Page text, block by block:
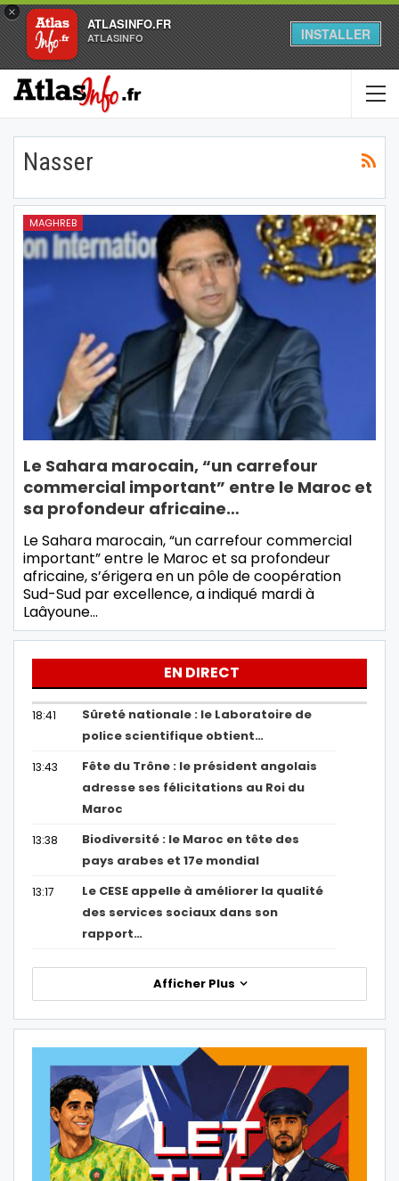
×
ATLASINFO.FR
ATLASINFO INSTALLER
Nasser
MAGHREB
Le Sahara marocain, “un carrefour
commercial important” entre le Maroc et
sa profondeur africaine…
Le Sahara marocain, “un carrefour commercial
important” entre le Maroc et sa profondeur
africaine, s’érigera en un pôle de coopération
Sud-Sud par excellence, a indiqué mardi à
Laâyoune…
EN DIRECT
18:41
Sûreté nationale : le Laboratoire de
police scientifique obtient…
13:43
Fête du Trône : le président angolais
adresse ses félicitations au Roi du
Maroc
13:38
Biodiversité : le Maroc en tête des
pays arabes et 17e mondial
13:17
Le CESE appelle à améliorer la qualité
des services sociaux dans son
rapport…
Afficher Plus